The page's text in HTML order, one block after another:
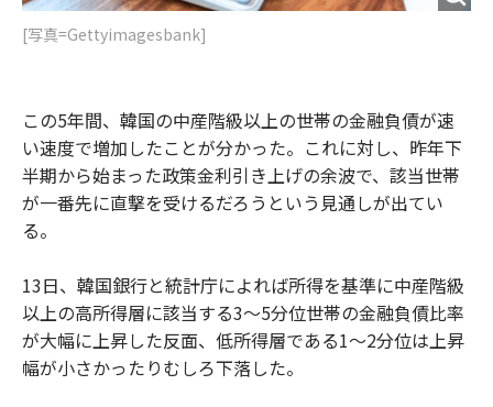
[写真=Gettyimagesbank]
この5年間、韓国の中産階級以上の世帯の金融負債が速
い速度で増加したことが分かった。これに対し、昨年下
半期から始まった政策金利引き上げの余波で、該当世帯
が一番先に直撃を受けるだろうという見通しが出てい
る。
13日、韓国銀行と統計庁によれば所得を基準に中産階級
以上の高所得層に該当する3～5分位世帯の金融負債比率
が大幅に上昇した反面、低所得層である1～2分位は上昇
幅が小さかったりむしろ下落した。